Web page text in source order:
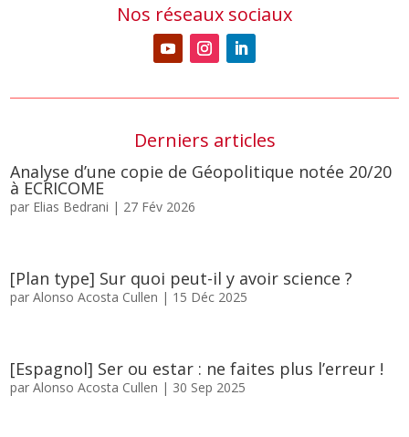
Nos réseaux sociaux
Derniers articles
Analyse d’une copie de Géopolitique notée 20/20
à ECRICOME
par Elias Bedrani | 27 Fév 2026
[Plan type] Sur quoi peut-il y avoir science ?
parAlonso Acosta Cullen | 15 Déc 2025
[Espagnol] Ser ou estar : ne faites plus l’erreur !
parAlonso Acosta Cullen | 30 Sep 2025